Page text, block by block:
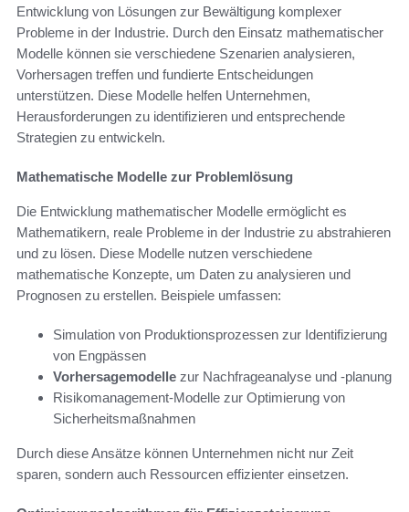
Entwicklung von Lösungen zur Bewältigung komplexer
Probleme in der Industrie. Durch den Einsatz mathematischer
Modelle können sie verschiedene Szenarien analysieren,
Vorhersagen treffen und fundierte Entscheidungen
unterstützen. Diese Modelle helfen Unternehmen,
Herausforderungen zu identifizieren und entsprechende
Strategien zu entwickeln.
Mathematische Modelle zur Problemlösung
Die Entwicklung mathematischer Modelle ermöglicht es
Mathematikern, reale Probleme in der Industrie zu abstrahieren
und zu lösen. Diese Modelle nutzen verschiedene
mathematische Konzepte, um Daten zu analysieren und
Prognosen zu erstellen. Beispiele umfassen:
Simulation von Produktionsprozessen zur Identifizierung
von Engpässen
Vorhersagemodelle zur Nachfrageanalyse und -planung
Risikomanagement-Modelle zur Optimierung von
Sicherheitsmaßnahmen
Durch diese Ansätze können Unternehmen nicht nur Zeit
sparen, sondern auch Ressourcen effizienter einsetzen.